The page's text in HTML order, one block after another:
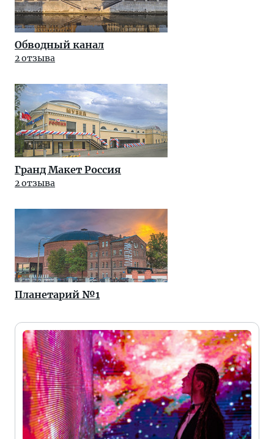
Обводный канал
2 отзыва
Гранд Макет Россия
2 отзыва
Планетарий №1